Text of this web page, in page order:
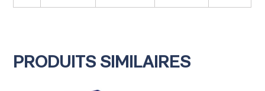
PRODUITS SIMILAIRES